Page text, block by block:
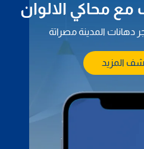
عالي الجودة
المزيد